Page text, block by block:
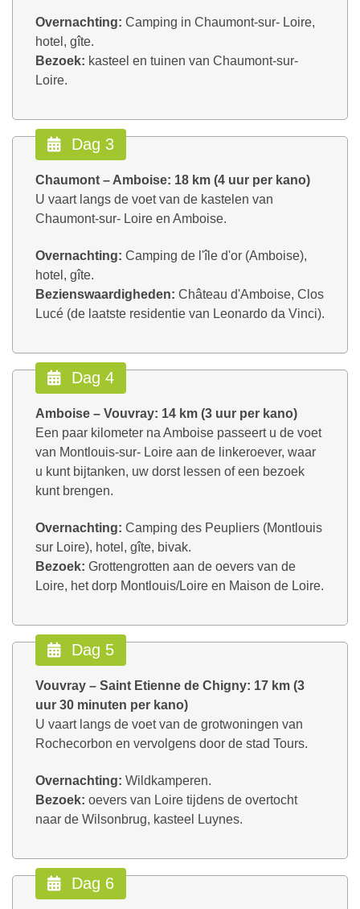
Overnachting: Camping in Chaumont-sur- Loire,
hotel, gîte.
Bezoek: kasteel en tuinen van Chaumont-sur-
Loire.
Dag 3
Chaumont – Amboise: 18 km (4 uur per kano)
U vaart langs de voet van de kastelen van
Chaumont-sur- Loire en Amboise.
Overnachting: Camping de l'île d'or (Amboise),
hotel, gîte.
Bezienswaardigheden: Château d'Amboise, Clos
Lucé (de laatste residentie van Leonardo da Vinci).
Dag 4
Amboise – Vouvray: 14 km (3 uur per kano)
Een paar kilometer na Amboise passeert u de voet
van Montlouis-sur- Loire aan de linkeroever, waar
u kunt bijtanken, uw dorst lessen of een bezoek
kunt brengen.
Overnachting: Camping des Peupliers (Montlouis
sur Loire), hotel, gîte, bivak.
Bezoek: Grottengrotten aan de oevers van de
Loire, het dorp Montlouis/Loire en Maison de Loire.
Dag 5
Vouvray – Saint Etienne de Chigny: 17 km (3
uur 30 minuten per kano)
U vaart langs de voet van de grotwoningen van
Rochecorbon en vervolgens door de stad Tours.
Overnachting: Wildkamperen.
Bezoek: oevers van Loire tijdens de overtocht
naar de Wilsonbrug, kasteel Luynes.
Dag 6